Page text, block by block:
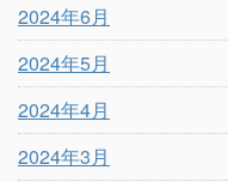
2024年6月
2024年5月
2024年4月
2024年3月